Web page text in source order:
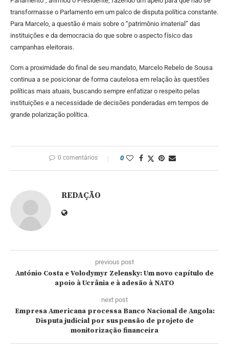
transformasse o Parlamento em um palco de disputa política constante.
Para Marcelo, a questão é mais sobre o “patrimônio imaterial” das
instituições e da democracia do que sobre o aspecto físico das
campanhas eleitorais.
Com a proximidade do final de seu mandato, Marcelo Rebelo de Sousa
continua a se posicionar de forma cautelosa em relação às questões
políticas mais atuais, buscando sempre enfatizar o respeito pelas
instituições e a necessidade de decisões ponderadas em tempos de
grande polarização política.
0 comentários 0
REDAÇÃO
previous post
António Costa e Volodymyr Zelensky: Um novo capítulo de
apoio à Ucrânia e à adesão à NATO
next post
Empresa Americana processa Banco Nacional de Angola:
Disputa judicial por suspensão de projeto de
monitorização financeira